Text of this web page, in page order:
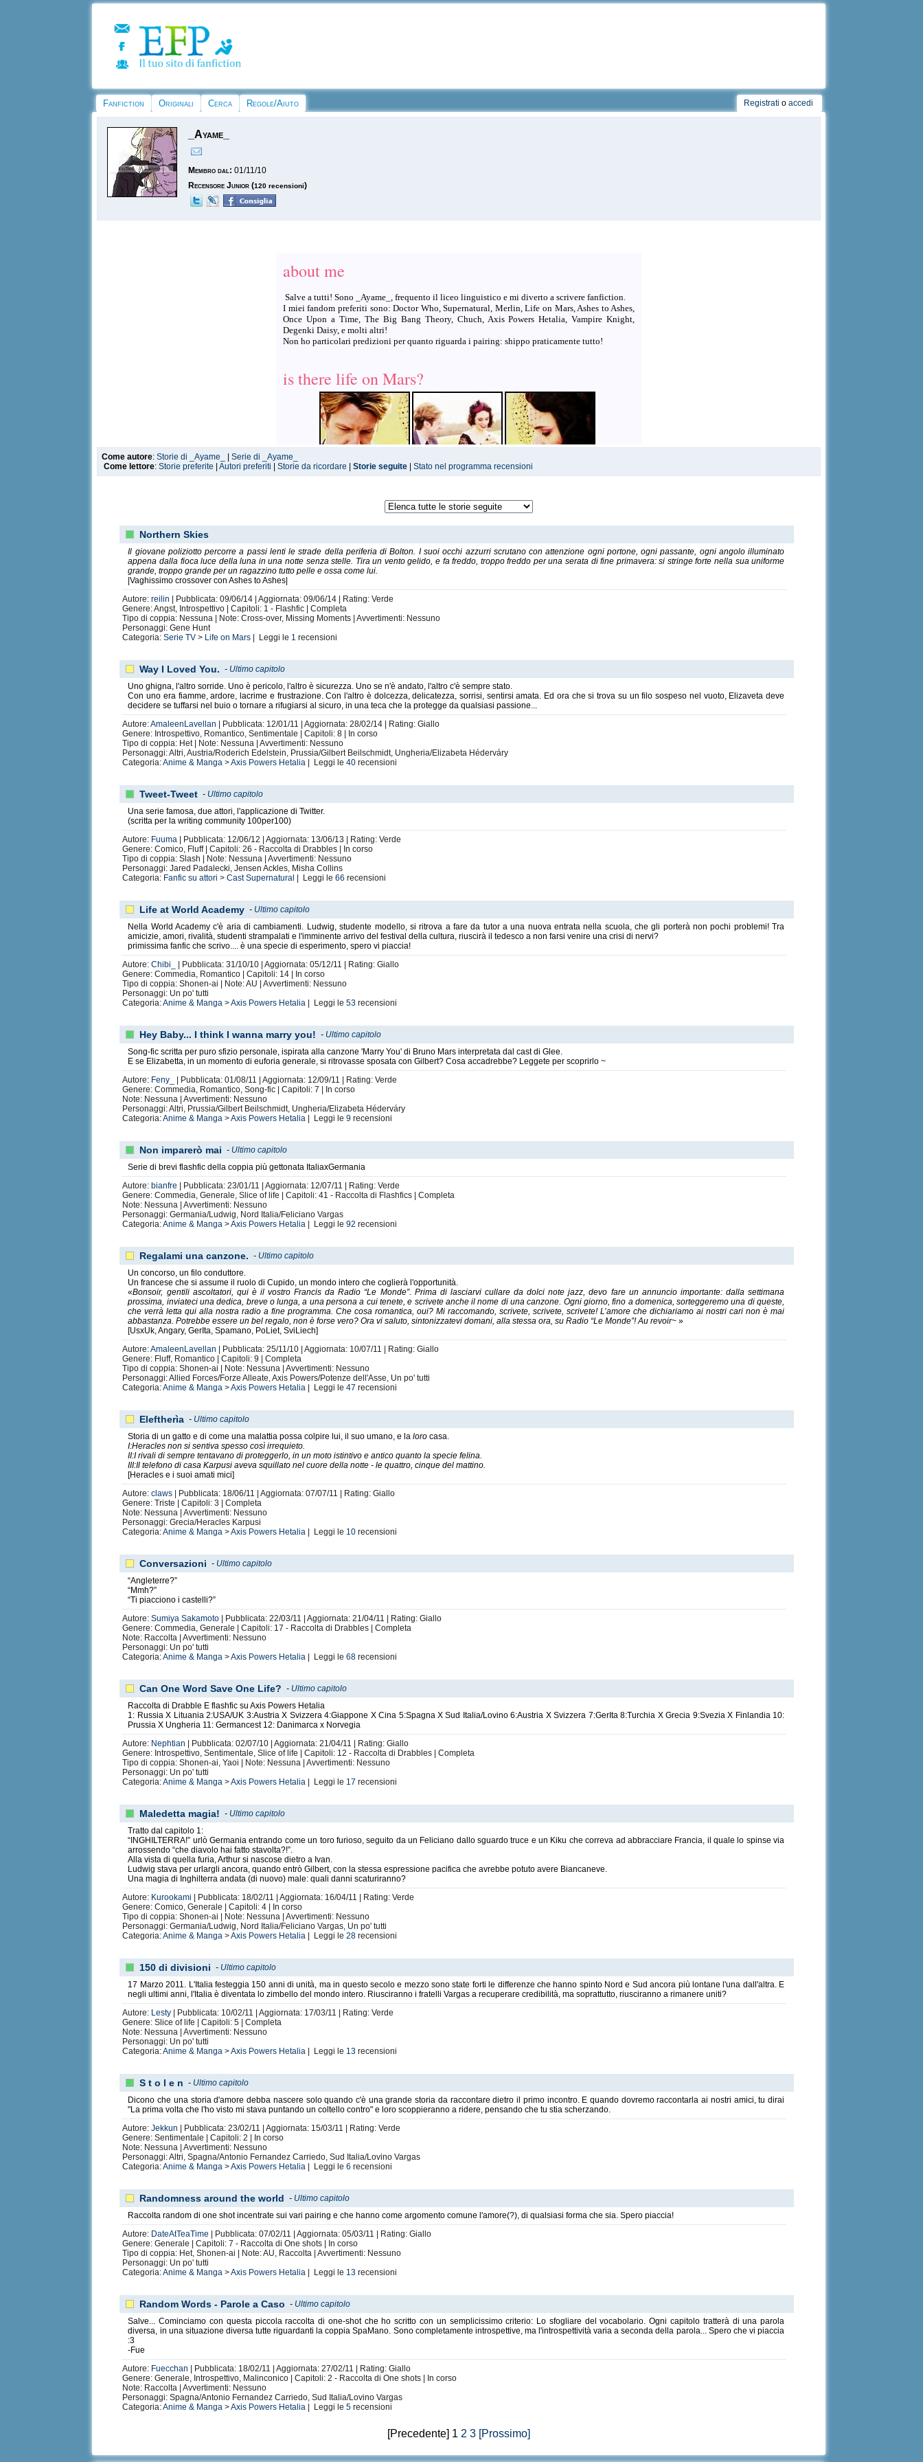
Fanfiction Originali Cerca Regole/Aiuto Registrati o accedi
_Ayame_
Membro dal: 01/11/10
Recensore Junior (120 recensioni)
about me
Salve a tutti! Sono _Ayame_, frequento il liceo linguistico e mi diverto a scrivere fanfiction.
I miei fandom preferiti sono: Doctor Who, Supernatural, Merlin, Life on Mars, Ashes to Ashes,
Once Upon a Time, The Big Bang Theory, Chuch, Axis Powers Hetalia, Vampire Knight,
Degenki Daisy, e molti altri!
Non ho particolari predizioni per quanto riguarda i pairing: shippo praticamente tutto!
is there life on Mars?
DeviantART
Come autore:Storie di _Ayame_ |Serie di _Ayame_
Come lettore:Storie preferite |Autori preferiti |Storie da ricordare |Storie seguite |Stato nel programma recensioni
Northern Skies
Il giovane poliziotto percorre a passi lenti le strade della periferia di Bolton. I suoi occhi azzurri scrutano con attenzione ogni portone, ogni passante, ogni angolo illuminato
appena dalla fioca luce della luna in una notte senza stelle. Tira un vento gelido, e fa freddo, troppo freddo per una serata di fine primavera: si stringe forte nella sua uniforme
grande, troppo grande per un ragazzino tutto pelle e ossa come lui.
|Vaghissimo crossover con Ashes to Ashes|
Autore:reilin
| Pubblicata: 09/06/14 | Aggiornata: 09/06/14 | Rating: Verde
Genere: Angst, Introspettivo | Capitoli: 1 - Flashfic | Completa
Tipo di coppia: Nessuna | Note: Cross-over, Missing Moments | Avvertimenti: Nessuno
Personaggi: Gene Hunt
Categoria:Serie TV > Life on Mars | Leggi le 1 recensioni
Way I Loved You. - Ultimo capitolo
Uno ghigna, l'altro sorride. Uno è pericolo, l'altro è sicurezza. Uno se n'è andato, l'altro c'è sempre stato.
Con uno era fiamme, ardore, lacrime e frustrazione. Con l'altro è dolcezza, delicatezza, sorrisi, sentirsi amata. Ed ora che si trova su un filo sospeso nel vuoto, Elizaveta deve
decidere se tuffarsi nel buio o tornare a rifugiarsi al sicuro, in una teca che la protegge da qualsiasi passione...
Autore:AmaleenLavellan
| Pubblicata: 12/01/11 | Aggiornata: 28/02/14 | Rating: Giallo
Genere: Introspettivo, Romantico, Sentimentale | Capitoli: 8 | In corso
Tipo di coppia: Het | Note: Nessuna | Avvertimenti: Nessuno
Personaggi: Altri, Austria/Roderich Edelstein, Prussia/Gilbert Beilschmidt, Ungheria/Elizabeta Héderváry
Categoria:Anime & Manga >Axis Powers Hetalia | Leggi le40 recensioni
Tweet-Tweet - Ultimo capitolo
Una serie famosa, due attori, l'applicazione di Twitter.
(scritta per la writing community 100per100)
Autore: Fuuma | Pubblicata: 12/06/12 | Aggiornata: 13/06/13 | Rating: Verde
Genere: Comico, Fluff | Capitoli: 26 - Raccolta di Drabbles | In corso
Tipo di coppia: Slash | Note: Nessuna | Avvertimenti: Nessuno
Personaggi: Jared Padalecki, Jensen Ackles, Misha Collins
Categoria: Fanfic su attori >Cast Supernatural | Leggi le66 recensioni
Life at World Academy - Ultimo capitolo
Nella World Academy c'è aria di cambiamenti. Ludwig, studente modello, si ritrova a fare da tutor a una nuova entrata nella scuola, che gli porterà non pochi problemi! Tra
amicizie, amori, rivalità, studenti strampalati e l'imminente arrivo del festival della cultura, riuscirà il tedesco a non farsi venire una crisi di nervi?
primissima fanfic che scrivo.... è una specie di esperimento, spero vi piaccia!
Autore:Chibi_
| Pubblicata: 31/10/10 | Aggiornata: 05/12/11 | Rating: Giallo
Genere: Commedia, Romantico | Capitoli: 14 | In corso
Tipo di coppia: Shonen-ai | Note: AU | Avvertimenti: Nessuno
Personaggi: Un po' tutti
Categoria:Anime & Manga >Axis Powers Hetalia | Leggi le53 recensioni
Hey Baby... I think I wanna marry you! - Ultimo capitolo
Song-fic scritta per puro sfizio personale, ispirata alla canzone 'Marry You' di Bruno Mars interpretata dal cast di Glee.
E se Elizabetta, in un momento di euforia generale, si ritrovasse sposata con Gilbert? Cosa accadrebbe? Leggete per scoprirlo ~
Autore: Feny_
| Pubblicata: 01/08/11 | Aggiornata: 12/09/11 | Rating: Verde
Genere: Commedia, Romantico, Song-fic | Capitoli: 7 | In corso
Note: Nessuna | Avvertimenti: Nessuno
Personaggi: Altri, Prussia/Gilbert Beilschmidt, Ungheria/Elizabeta Héderváry
Categoria:Anime & Manga >Axis Powers Hetalia | Leggi le9 recensioni
Non imparerò mai - Ultimo capitolo
Serie di brevi flashfic della coppia più gettonata ItaliaxGermania
Autore: bianfre
| Pubblicata: 23/01/11 | Aggiornata: 12/07/11 | Rating: Verde
Genere: Commedia, Generale, Slice of life | Capitoli: 41 - Raccolta di Flashfics | Completa
Note: Nessuna | Avvertimenti: Nessuno
Personaggi: Germania/Ludwig, Nord Italia/Feliciano Vargas
Categoria:Anime & Manga >Axis Powers Hetalia | Leggi le92 recensioni
Regalami una canzone. - Ultimo capitolo
Un concorso, un filo conduttore.
Un francese che si assume il ruolo di Cupido, un mondo intero che coglierà l'opportunità.
«Bonsoir, gentili ascoltatori, qui è il vostro Francis da Radio “Le Monde”. Prima di lasciarvi cullare da dolci note jazz, devo fare un annuncio importante: dalla settimana
prossima, inviateci una dedica, breve o lunga, a una persona a cui tenete, e scrivete anche il nome di una canzone. Ogni giorno, fino a domenica, sorteggeremo una di queste,
che verrà letta qui alla nostra radio a fine programma. Che cosa romantica, oui? Mi raccomando, scrivete, scrivete, scrivete! L’amore che dichiariamo ai nostri cari non è mai
abbastanza. Potrebbe essere un bel regalo, non è forse vero? Ora vi saluto, sintonizzatevi domani, alla stessa ora, su Radio “Le Monde”! Au revoir~ »
[UsxUk, Angary, GerIta, Spamano, PoLiet, SviLiech]
Autore:AmaleenLavellan
| Pubblicata: 25/11/10 | Aggiornata: 10/07/11 | Rating: Giallo
Genere: Fluff, Romantico | Capitoli: 9 | Completa
Tipo di coppia: Shonen-ai | Note: Nessuna | Avvertimenti: Nessuno
Personaggi: Allied Forces/Forze Alleate, Axis Powers/Potenze dell'Asse, Un po' tutti
Categoria:Anime & Manga >Axis Powers Hetalia | Leggi le47 recensioni
Eleftherìa - Ultimo capitolo
Storia di un gatto e di come una malattia possa colpire lui, il suo umano, e laloro casa.
I:Heracles non si sentiva spesso così irrequieto.
II:I rivali di sempre tentavano di proteggerlo, in un moto istintivo e antico quanto la specie felina.
III:Il telefono di casa Karpusi aveva squillato nel cuore della notte - le quattro, cinque del mattino.
[Heracles e i suoi amati mici]
Autore:claws | Pubblicata: 18/06/11 | Aggiornata: 07/07/11 | Rating: Giallo
Genere: Triste | Capitoli: 3 | Completa
Note: Nessuna | Avvertimenti: Nessuno
Personaggi: Grecia/Heracles Karpusi
Categoria:Anime & Manga >Axis Powers Hetalia | Leggi le 10 recensioni
Conversazioni - Ultimo capitolo
“Angleterre?”
“Mmh?”
“Ti piacciono i castelli?”
Autore:Sumiya Sakamoto | Pubblicata: 22/03/11 | Aggiornata: 21/04/11 | Rating: Giallo
Genere: Commedia, Generale | Capitoli: 17 - Raccolta di Drabbles | Completa
Note: Raccolta | Avvertimenti: Nessuno
Personaggi: Un po' tutti
Categoria:Anime & Manga >Axis Powers Hetalia | Leggi le68 recensioni
Can One Word Save One Life? - Ultimo capitolo
Raccolta di Drabble E flashfic su Axis Powers Hetalia
1: Russia X Lituania 2:USA/UK 3:Austria X Svizzera 4:Giappone X Cina 5:Spagna X Sud Italia/Lovino 6:Austria X Svizzera 7:GerIta 8:Turchia X Grecia 9:Svezia X Finlandia 10:
Prussia X Ungheria 11: Germancest 12: Danimarca x Norvegia
Autore: Nephtian
| Pubblicata: 02/07/10 | Aggiornata: 21/04/11 | Rating: Giallo
Genere: Introspettivo, Sentimentale, Slice of life | Capitoli: 12 - Raccolta di Drabbles | Completa
Tipo di coppia: Shonen-ai, Yaoi | Note: Nessuna | Avvertimenti: Nessuno
Personaggi: Un po' tutti
Categoria:Anime & Manga >Axis Powers Hetalia | Leggi le 17 recensioni
Maledetta magia! - Ultimo capitolo
Tratto dal capitolo 1:
“INGHILTERRA!” urlò Germania entrando come un toro furioso, seguito da un Feliciano dallo sguardo truce e un Kiku che correva ad abbracciare Francia, il quale lo spinse via
arrossendo “che diavolo hai fatto stavolta?!”.
Alla vista di quella furia, Arthur si nascose dietro a Ivan.
Ludwig stava per urlargli ancora, quando entrò Gilbert, con la stessa espressione pacifica che avrebbe potuto avere Biancaneve.
Una magia di Inghilterra andata (di nuovo) male: quali danni scaturiranno?
Autore: Kurookami
| Pubblicata: 18/02/11 | Aggiornata: 16/04/11 | Rating: Verde
Genere: Comico, Generale | Capitoli: 4 | In corso
Tipo di coppia: Shonen-ai | Note: Nessuna | Avvertimenti: Nessuno
Personaggi: Germania/Ludwig, Nord Italia/Feliciano Vargas, Un po' tutti
Categoria:Anime & Manga >Axis Powers Hetalia | Leggi le28 recensioni
150 di divisioni - Ultimo capitolo
17 Marzo 2011. L'Italia festeggia 150 anni di unità, ma in questo secolo e mezzo sono state forti le differenze che hanno spinto Nord e Sud ancora più lontane l'una dall'altra. E
negli ultimi anni, l'Italia è diventata lo zimbello del mondo intero. Riusciranno i fratelli Vargas a recuperare credibilità, ma soprattutto, riusciranno a rimanere uniti?
Autore: Lesty | Pubblicata: 10/02/11 | Aggiornata: 17/03/11 | Rating: Verde
Genere: Slice of life | Capitoli: 5 | Completa
Note: Nessuna | Avvertimenti: Nessuno
Personaggi: Un po' tutti
Categoria:Anime & Manga >Axis Powers Hetalia | Leggi le 13 recensioni
S t o l e n - Ultimo capitolo
Dicono che una storia d'amore debba nascere solo quando c'è una grande storia da raccontare dietro il primo incontro. E quando dovremo raccontarla ai nostri amici, tu dirai
"La prima volta che l'ho visto mi stava puntando un coltello contro" e loro scoppieranno a ridere, pensando che tu stia scherzando.
Autore:Jekkun
| Pubblicata: 23/02/11 | Aggiornata: 15/03/11 | Rating: Verde
Genere: Sentimentale | Capitoli: 2 | In corso
Note: Nessuna | Avvertimenti: Nessuno
Personaggi: Altri, Spagna/Antonio Fernandez Carriedo, Sud Italia/Lovino Vargas
Categoria:Anime & Manga >Axis Powers Hetalia | Leggi le6 recensioni
Randomness around the world - Ultimo capitolo
Raccolta random di one shot incentrate sui vari pairing e che hanno come argomento comune l'amore(?), di qualsiasi forma che sia. Spero piaccia!
Autore: DateAtTeaTime
| Pubblicata: 07/02/11 | Aggiornata: 05/03/11 | Rating: Giallo
Genere: Generale | Capitoli: 7 - Raccolta di One shots | In corso
Tipo di coppia: Het, Shonen-ai | Note: AU, Raccolta | Avvertimenti: Nessuno
Personaggi: Un po' tutti
Categoria:Anime & Manga >Axis Powers Hetalia | Leggi le 13 recensioni
Random Words - Parole a Caso - Ultimo capitolo
Salve... Cominciamo con questa piccola raccolta di one-shot che ho scritto con un semplicissimo criterio: Lo sfogliare del vocabolario. Ogni capitolo tratterà di una parola
diversa, in una situazione diversa tutte riguardanti la coppia SpaMano. Sono completamente introspettive, ma l'introspettività varia a seconda della parola... Spero che vi piaccia
:3
-Fue
Autore: Fuecchan
| Pubblicata: 18/02/11 | Aggiornata: 27/02/11 | Rating: Giallo
Genere: Generale, Introspettivo, Malinconico | Capitoli: 2 - Raccolta di One shots | In corso
Note: Raccolta | Avvertimenti: Nessuno
Personaggi: Spagna/Antonio Fernandez Carriedo, Sud Italia/Lovino Vargas
Categoria:Anime & Manga >Axis Powers Hetalia | Leggi le5 recensioni
[Precedente] 1 2 3 [Prossimo]